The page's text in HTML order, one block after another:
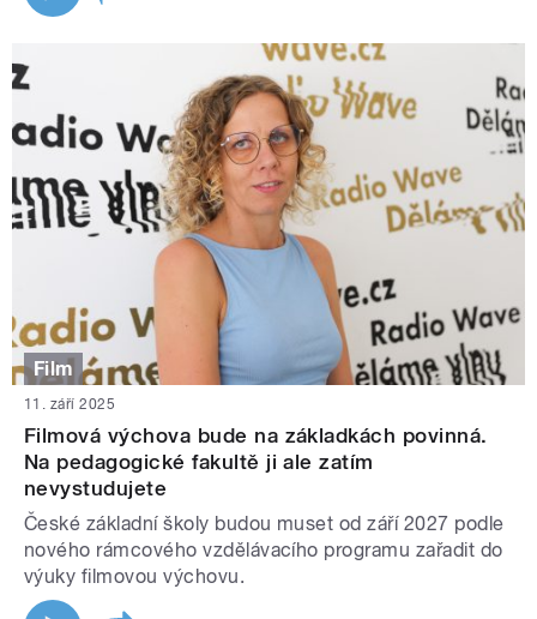
Film
11. září 2025
Filmová výchova bude na základkách povinná.
Na pedagogické fakultě ji ale zatím
nevystudujete
České základní školy budou muset od září 2027 podle
nového rámcového vzdělávacího programu zařadit do
výuky filmovou výchovu.